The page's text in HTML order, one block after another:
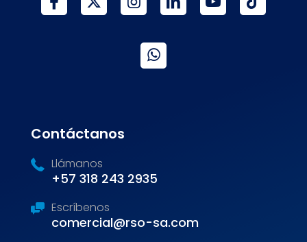
Contáctanos
Llámanos
+57 318 243 2935
Escríbenos
comercial@rso-sa.com